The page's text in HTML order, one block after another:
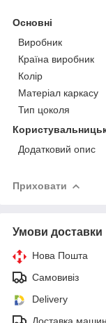
Основні
Виробник
Країна виробник
Колір
Матеріал каркасу
Тип цоколя
Додатковий опис
Приховати
Умови доставки
Нова Пошта
Самовивіз
Delivery
Доставка